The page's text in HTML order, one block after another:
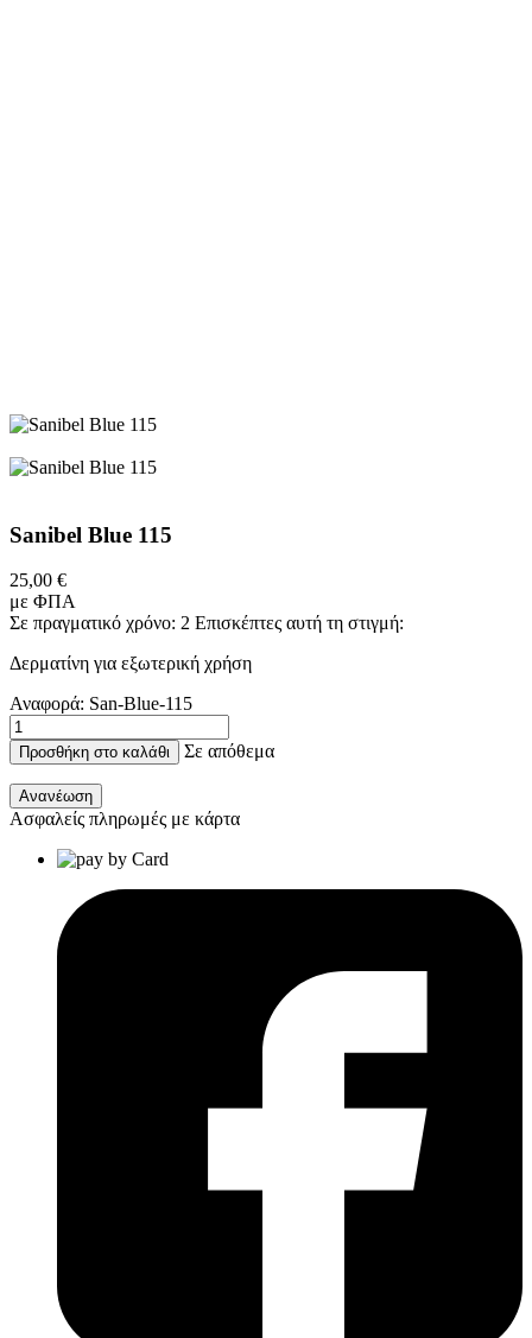
Sanibel Blue 115
25,00 €
με ΦΠΑ
Σε πραγματικό χρόνο: 2 Επισκέπτες αυτή τη στιγμή:
Δερματίνη για εξωτερική χρήση
Αναφορά: San-Blue-115
Προσθήκη στο καλάθι Σε απόθεμα
Ασφαλείς πληρωμές με κάρτα